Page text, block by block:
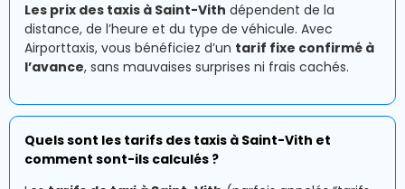
Les prix des taxis à Saint-Vith dépendent de la
distance, de l’heure et du type de véhicule. Avec
Airporttaxis, vous bénéficiez d’un tarif fixe confirmé à
l’avance, sans mauvaises surprises ni frais cachés.
Quels sont les tarifs des taxis à Saint-Vith et
comment sont-ils calculés ?